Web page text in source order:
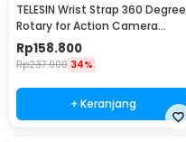
TELESIN Wrist Strap 360 Degree
Rotary for Action Camera
GoPro SJCAM - GP-WFS-221
Rp158.800
Rp237.900 34%
+ Keranjang